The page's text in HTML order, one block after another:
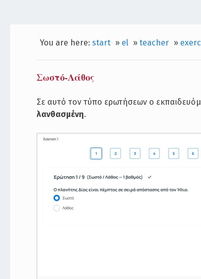
You are here: start » el » teacher »
Σωστό-Λάθος
Σε αυτό τον τύπο ερωτήσεων ο
λανθασμένη.